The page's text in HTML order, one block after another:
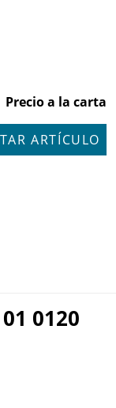
Precio a la carta
ARTÍCULO
0120